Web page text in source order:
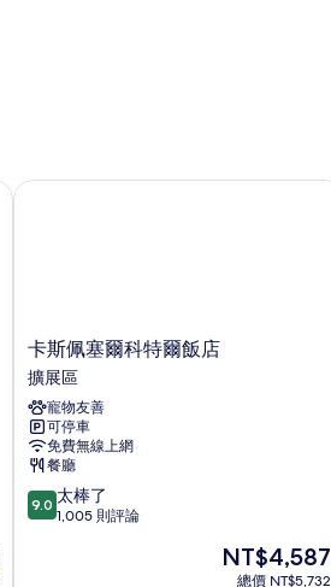
卡
斯
佩
塞
爾
科
特
爾
飯
卡斯佩塞爾科特爾飯店
擴展區
寵物友善
可停車
免費無線上網
餐廳
9.0
分，
9.0 太棒了
1,005 則評論
現
NT$4,587
總價 NT$5,732
卡斯佩塞爾科特爾飯店